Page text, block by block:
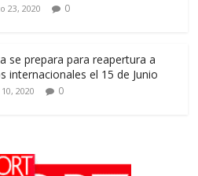
23, 2020 0
se prepara para reapertura a
internacionales el 15 de Junio
2020 0